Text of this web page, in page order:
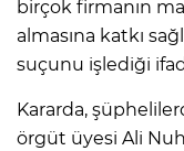
birçok firmanın
almasına katkı
suçunu işlediği
Kararda,
örgüt üyesi Ali